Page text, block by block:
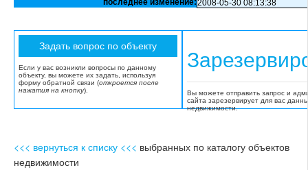
последнее изменение:2008-05-30 08:13:38
Если у вас возникли вопросы по данному
объекту, вы можете их задать, используя
форму обратной связи (откроется после
нажатия на кнопку).
Вы можете отправить запрос и
сайта зарезервирует для вас
недвижимости.
<<< вернуться к списку <<< выбранных по каталогу объектов
недвижимости